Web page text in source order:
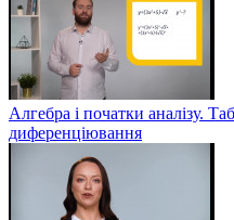
Алгебра і початки аналізу.
диференціювання